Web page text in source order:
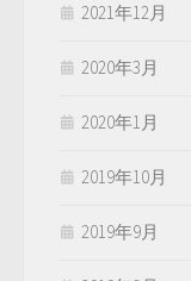
2021年12月
2020年3月
2020年1月
2019年10月
2019年9月